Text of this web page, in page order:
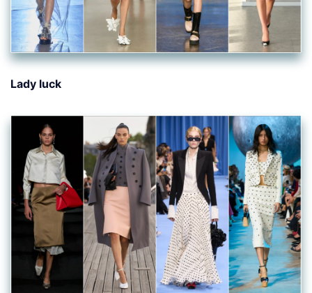
Lady luck